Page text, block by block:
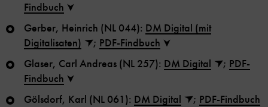
Findbuch
Gerber, Heinrich (NL 044): DM Digital (mit
Digitalisaten)
; PDF-Findbuch
Glaser, Carl Andreas (NL 257): DM Digital ; PDF-
Findbuch
Gölsdorf, Karl (NL 061): DM Digital ; PDF-Findbuch